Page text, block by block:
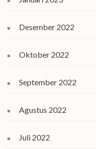
Desember 2022
Oktober 2022
September 2022
Agustus 2022
Juli 2022